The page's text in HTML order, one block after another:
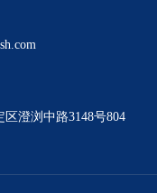
澄浏中路3148号804